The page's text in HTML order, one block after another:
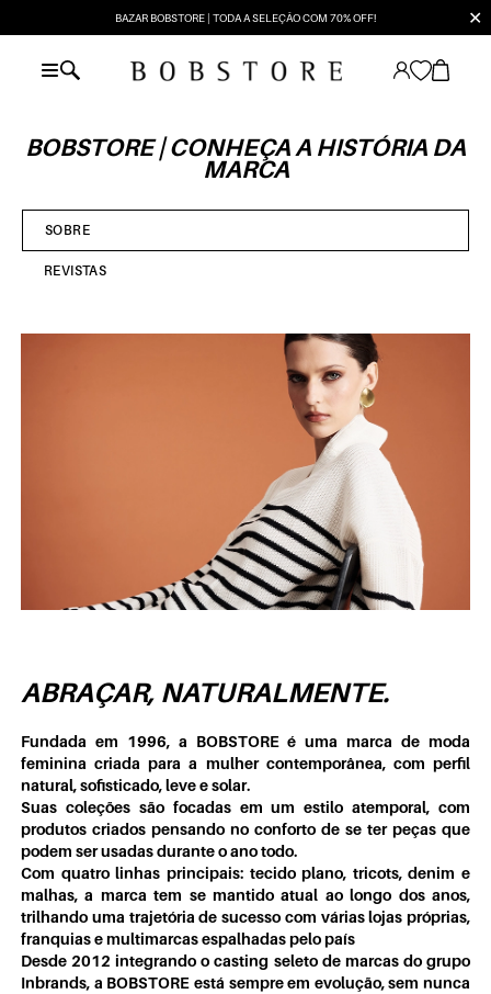
BAZAR BOBSTORE | TODA A SELEÇÃO COM 70% OFF! ✕
BOBSTORE | CONHEÇA A HISTÓRIA DA
MARCA
SOBRE
REVISTAS
ABRAÇAR, NATURALMENTE.
Fundada em 1996, a BOBSTORE é uma marca de moda
feminina criada para a mulher contemporânea, com perfil
natural, sofisticado, leve e solar.
Suas coleções são focadas em um estilo atemporal, com
produtos criados pensando no conforto de se ter peças que
podem ser usadas durante o ano todo.
Com quatro linhas principais: tecido plano, tricots, denim e
malhas, a marca tem se mantido atual ao longo dos anos,
trilhando uma trajetória de sucesso com várias lojas próprias,
franquias e multimarcas espalhadas pelo país
Desde 2012 integrando o casting seleto de marcas do grupo
Inbrands, a BOBSTORE está sempre em evolução, sem nunca